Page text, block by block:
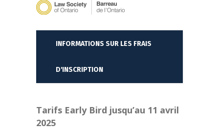
INFORMATIONS SUR LES FRAIS
D'INSCRIPTION
Tarifs Early Bird jusqu’au 11 avril
2025